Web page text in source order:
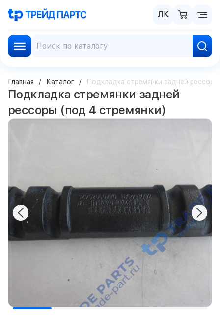
ЛК
Главная Каталог Подкладка стремянки задней
Подкладка стремянки задней
рессоры (под 4 стремянки)